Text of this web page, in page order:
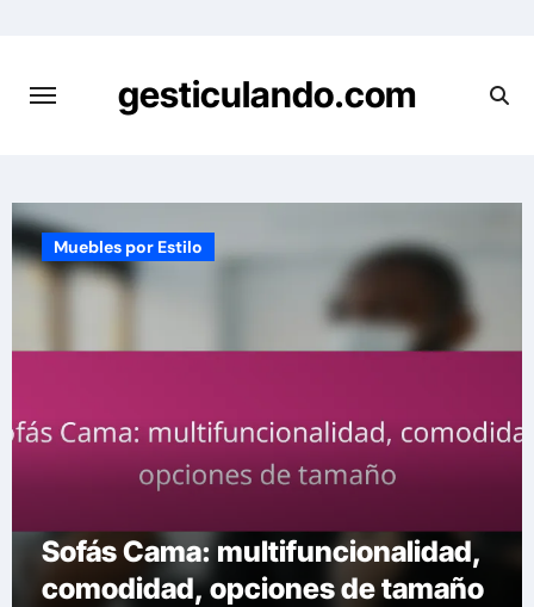
content
gesticulando.com
Muebles por Estilo
Sofás Cama: multifuncionalidad,
comodidad, opciones de tamaño